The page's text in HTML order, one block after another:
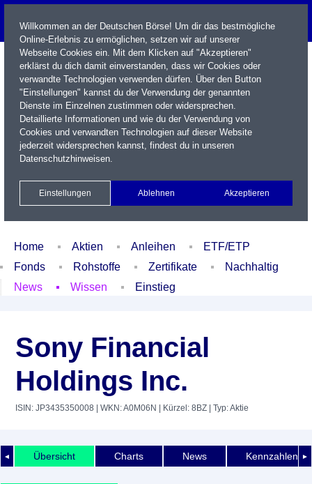
Name / WKN / ISIN / Kürzel
Xetra Realtime
Watchlist Portfolio Login
Home Aktien Anleihen
ETF/ETP
Fonds
Rohstoffe Zertifikate
Nachhaltig
News
Wissen Einstieg
Sony Financial
Holdings Inc.
ISIN: JP3435350008 | WKN: A0M06N | Kürzel: 8BZ | Typ: Aktie
◄ ►
Übersicht Charts News Kennzahlen
Willkommen an der Deutschen Börse! Um dir das bestmögliche
Online-Erlebnis zu ermöglichen, setzen wir auf unserer
Webseite Cookies ein. Mit dem Klicken auf "Akzeptieren"
erklärst du dich damit einverstanden, dass wir Cookies oder
verwandte Technologien verwenden dürfen. Über den Button
"Einstellungen" kannst du der Verwendung der genannten
Dienste im Einzelnen zustimmen oder widersprechen.
Detaillierte Informationen und wie du der Verwendung von
Cookies und verwandten Technologien auf dieser Website
jederzeit widersprechen kannst, findest du in unseren
Datenschutzhinweisen.
Einstellungen Ablehnen Akzeptieren